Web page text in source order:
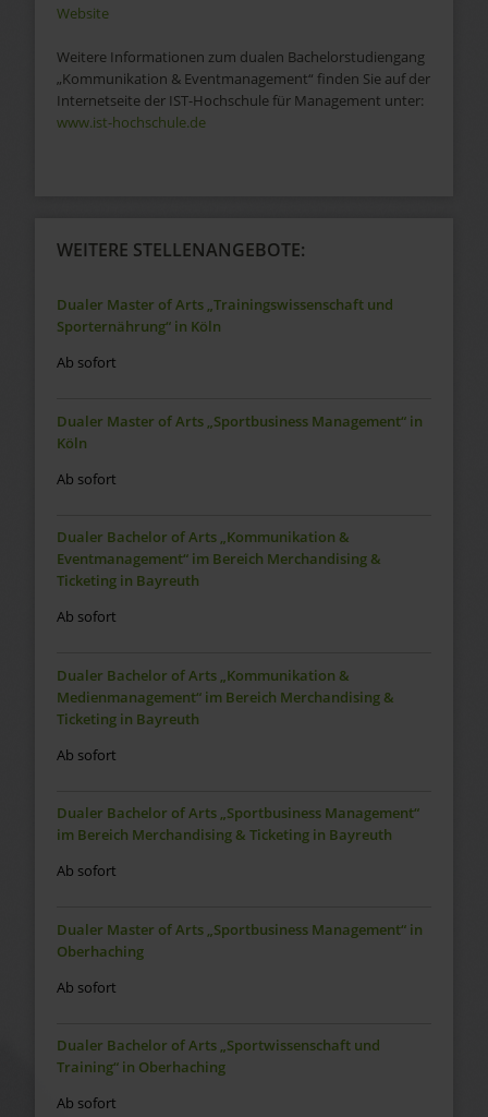
Website
Weitere Informationen zum dualen Bachelorstudiengang
„Kommunikation & Eventmanagement“ finden Sie auf der
Internetseite der IST-Hochschule für Management unter:
www.ist-hochschule.de
WEITERE STELLENANGEBOTE:
Dualer Master of Arts „Trainingswissenschaft und
Sporternährung“ in Köln
Ab sofort
Dualer Master of Arts „Sportbusiness Management“ in
Köln
Ab sofort
Dualer Bachelor of Arts „Kommunikation &
Eventmanagement“ im Bereich Merchandising &
Ticketing in Bayreuth
Ab sofort
Dualer Bachelor of Arts „Kommunikation &
Medienmanagement“ im Bereich Merchandising &
Ticketing in Bayreuth
Ab sofort
Dualer Bachelor of Arts „Sportbusiness Management“
im Bereich Merchandising & Ticketing in Bayreuth
Ab sofort
Dualer Master of Arts „Sportbusiness Management“ in
Oberhaching
Ab sofort
Dualer Bachelor of Arts „Sportwissenschaft und
Training“ in Oberhaching
Ab sofort